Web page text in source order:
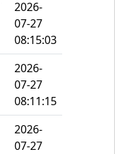
2026-
07-27
08:15:03
2026-
07-27
08:11:15
2026-
07-27